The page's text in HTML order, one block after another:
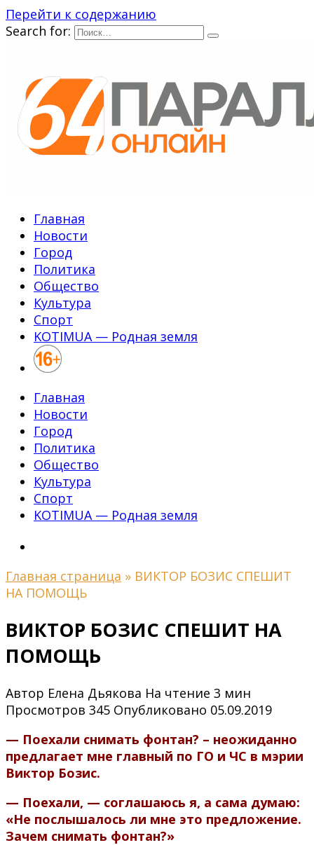
Перейти к содержанию
Search for:
Главная
Новости
Город
Политика
Общество
Культура
Спорт
KOTIMUA — Родная земля
Главная
Новости
Город
Политика
Общество
Культура
Спорт
KOTIMUA — Родная земля
Главная страница » ВИКТОР БОЗИС СПЕШИТ
НА ПОМОЩЬ
ВИКТОР БОЗИС СПЕШИТ НА
ПОМОЩЬ
Автор Елена Дьякова На чтение 3 мин
Просмотров 345 Опубликовано 05.09.2019
— Поехали снимать фонтан? – неожиданно
предлагает мне главный по ГО и ЧС в мэрии
Виктор Бозис.
— Поехали, — соглашаюсь я, а сама думаю:
«Не послышалось ли мне это предложение.
Зачем снимать фонтан?»